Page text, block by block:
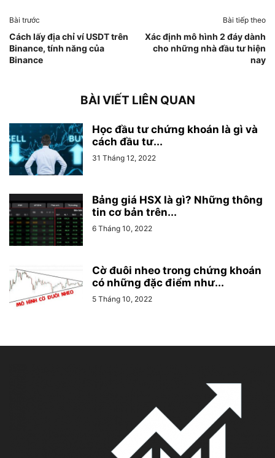
Bài trước
Cách lấy địa chỉ ví USDT trên
Binance, tính năng của
Binance
Bài tiếp theo
Xác định mô hình 2 đáy dành
cho những nhà đầu tư hiện
nay
BÀI VIẾT LIÊN QUAN
Học đầu tư chứng khoán là gì và
cách đầu tư...
31 Tháng 12, 2022
Bảng giá HSX là gì? Những thông
tin cơ bản trên...
6 Tháng 10, 2022
Cờ đuôi nheo trong chứng khoán
có những đặc điểm như...
5 Tháng 10, 2022